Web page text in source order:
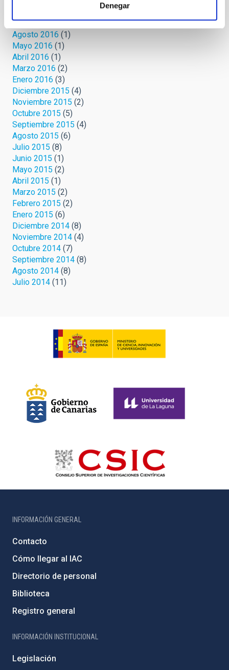
Denegar
Septiembre 2016(2)
Agosto 2016 (1)
Mayo 2016 (1)
Abril 2016 (1)
Marzo 2016 (2)
Enero 2016 (3)
Diciembre 2015 (4)
Noviembre 2015 (2)
Octubre 2015 (5)
Septiembre 2015 (4)
Agosto 2015 (6)
Julio 2015 (8)
Junio 2015 (1)
Mayo 2015 (2)
Abril 2015 (1)
Marzo 2015 (2)
Febrero 2015 (2)
Enero 2015 (6)
Diciembre 2014 (8)
Noviembre 2014 (4)
Octubre 2014 (7)
Septiembre 2014 (8)
Agosto 2014 (8)
Julio 2014 (11)
INFORMACIÓN GENERAL
Contacto
Cómo llegar al IAC
Directorio de personal
Biblioteca
Registro general
INFORMACIÓN INSTITUCIONAL
Legislación